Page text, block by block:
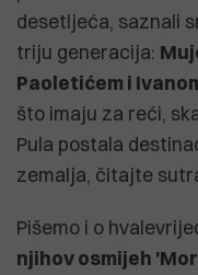
desetljeća, saznali
triju generacija:
Paoletićem i
što imaju za reći,
Pula postala
zemalja, čitajte
Pišemo i o
njihov osmijeh